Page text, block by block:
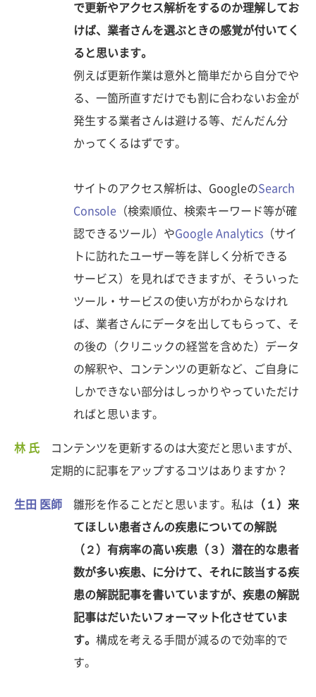
で更新やアクセス解析をするのか理解してお
けば、業者さんを選ぶときの感覚が付いてく
ると思います。
例えば更新作業は意外と簡単だから自分でや
る、一箇所直すだけでも割に合わないお金が
発生する業者さんは避ける等、だんだん分
かってくるはずです。
サイトのアクセス解析は、GoogleのSearch
Console （検索順位、検索キーワード等が確
認できるツール）やGoogle Analytics （サイ
トに訪れたユーザー等を詳しく分析できる
サービス）を見ればできますが、そういった
ツール・サービスの使い方がわからなけれ
ば、業者さんにデータを出してもらって、そ
の後の（クリニックの経営を含めた）データ
の解釈や、コンテンツの更新など、ご自身に
しかできない部分はしっかりやっていただけ
ればと思います。
林 氏
コンテンツを更新するのは大変だと思いますが、
定期的に記事をアップするコツはありますか？
生田 医師 雛形を作ることだと思います。私は （１）来
てほしい患者さんの疾患についての解説
（２）有病率の高い疾患（３）潜在的な患者
数が多い疾患、に分けて、それに該当する疾
患の解説記事を書いていますが、疾患の解説
記事はだいたいフォーマット化させていま
す。 構成を考える手間が減るので効率的で
す。